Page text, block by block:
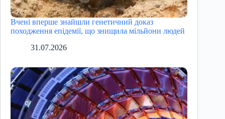
Вчені вперше знайшли генетичний доказ
походження епідемії, що знищила мільйони людей
31.07.2026